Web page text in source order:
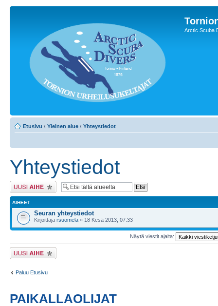
Arctic Scuba
Etusivu ‹ Yleinen alue ‹ Yhteystiedot
Yhteystiedot
Lähetä uusi viesti
AIHEET
Seuran yhteystiedot
Kirjoittaja rsuomela » 18 Kesä 2013, 07:33
Näytä viestit ajalta:
Lähetä uusi viesti
Paluu Etusivu
PAIKALLAOLIJAT